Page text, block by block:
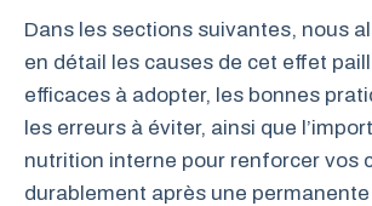
Dans les sections suivantes, nous
en détail les causes de cet effet
efficaces à adopter, les bonnes
les erreurs à éviter, ainsi que
nutrition interne pour renforcer vos
durablement après une